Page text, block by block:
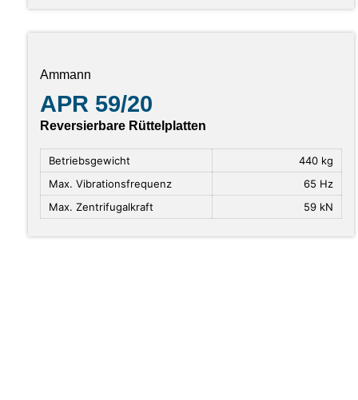
Ammann
APR 59/20
Reversierbare Rüttelplatten
Betriebsgewicht
440 kg
Max. Vibrationsfrequenz
65 Hz
Max. Zentrifugalkraft
59 kN